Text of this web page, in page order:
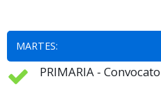
MARTES:
PRIMARIA -